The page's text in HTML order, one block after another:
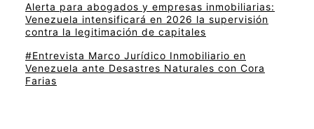
Alerta para abogados y empresas inmobiliarias:
Venezuela intensificará en 2026 la supervisión
contra la legitimación de capitales
#Entrevista Marco Jurídico Inmobiliario en
Venezuela ante Desastres Naturales con Cora
Farias